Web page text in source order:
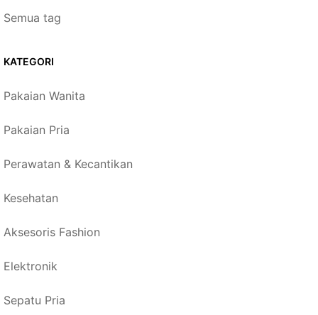
Semua tag
KATEGORI
Pakaian Wanita
Pakaian Pria
Perawatan & Kecantikan
Kesehatan
Aksesoris Fashion
Elektronik
Sepatu Pria